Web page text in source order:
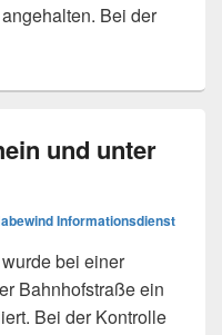
Bei der
und unter
Informationsdienst
bei einer
Bahnhofstraße ein
Bei der Kontrolle